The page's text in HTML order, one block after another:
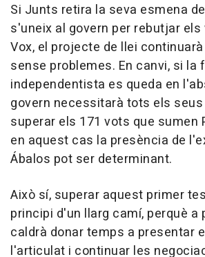
Si Junts retira la seva esmena
s'uneix al govern per rebutjar els
Vox, el projecte de llei
sense problemes. En canvi, si la
independentista es queda en
govern necessitarà tots els
superar els 171 vots que sumen
en aquest cas la presència de
Ábalos pot ser determinant.
Això sí, superar aquest primer
principi d'un llarg camí, perquè a
caldrà donar temps a presentar
l'articulat i continuar les